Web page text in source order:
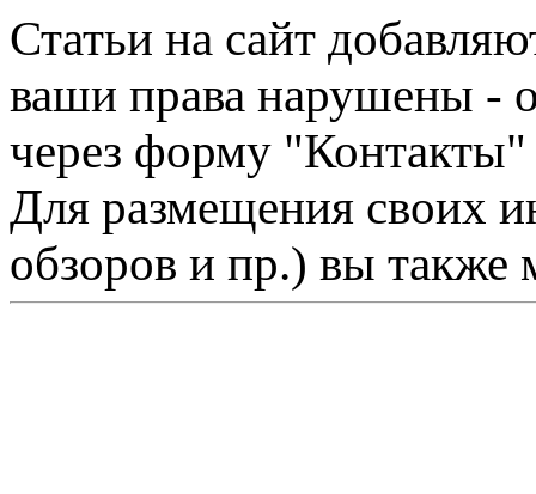
Статьи на сайт
ваши права нарушены -
через форму "Контакты"
Для размещения своих
обзоров и пр.) вы также